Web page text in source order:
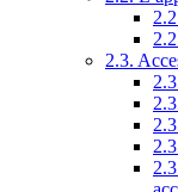
2.3.